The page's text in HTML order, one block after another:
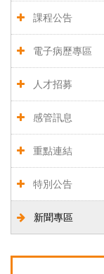
課程公告
電子病歷專區
人才招募
感管訊息
重點連結
特別公告
新聞專區